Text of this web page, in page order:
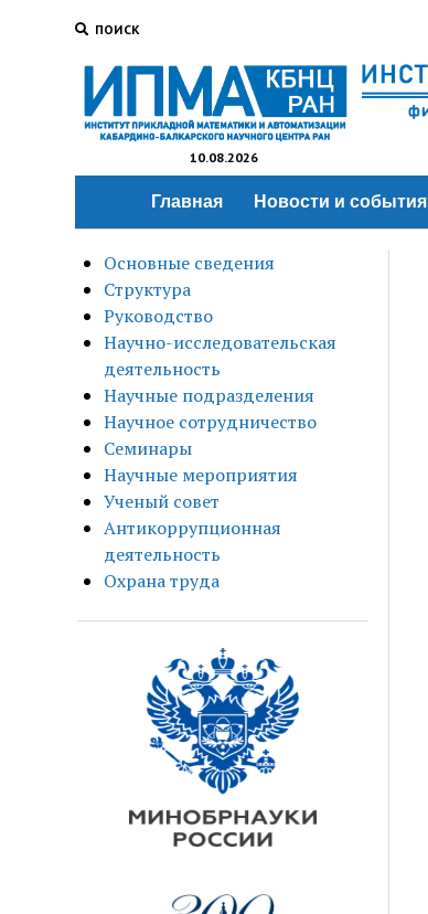
ПОИСК
10.08.2026
Главная Новости и события
Основные сведения
Структура
Руководство
Научно-исследовательская
деятельность
Научные подразделения
Научное сотрудничество
Семинары
Научные мероприятия
Ученый совет
Антикоррупционная
деятельность
Охрана труда